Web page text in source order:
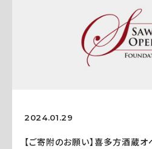
2024.01.29
【ご寄附のお願い】喜多方酒蔵